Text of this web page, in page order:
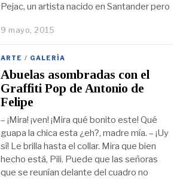
Pejac, un artista nacido en Santander pero
9 mayo, 2015
ARTE / GALERÍA
Abuelas asombradas con el
Graffiti Pop de Antonio de
Felipe
– ¡Mira! ¡ven! ¡Mira qué bonito este! Qué
guapa la chica esta ¿eh?, madre mía. – ¡Uy
sí! Le brilla hasta el collar. Mira que bien
hecho está, Pili. Puede que las señoras
que se reunían delante del cuadro no